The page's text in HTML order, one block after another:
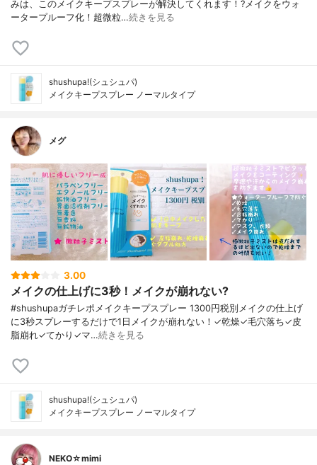
みは、このメイクキープスプレーが解決してくれます！?メイクをウォ
ータープルーフ化！超微粒…続きを見る
shushupa!(シュシュパ)
メイクキープスプレー ノーマルタイプ
メグ
3.00
メイクの仕上げに3秒！メイクが崩れない?
#shushupaガチレポメイクキープスプレー 1300円税別メイクの仕上げ
に3秒スプレーするだけで1日メイクが崩れない！✓乾燥✓毛穴落ち✓皮
脂崩れ✓てかり✓マ…続きを見る
shushupa!(シュシュパ)
メイクキープスプレー ノーマルタイプ
NEKO☆mimi